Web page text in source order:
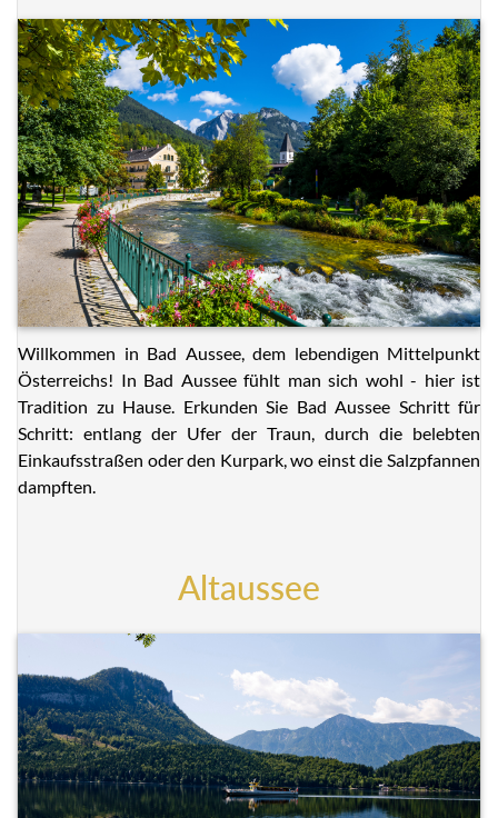
Willkommen in Bad Aussee, dem lebendigen Mittelpunkt
Österreichs! In Bad Aussee fühlt man sich wohl - hier ist
Tradition zu Hause. Erkunden Sie Bad Aussee Schritt für
Schritt: entlang der Ufer der Traun, durch die belebten
Einkaufsstraßen oder den Kurpark, wo einst die Salzpfannen
dampften.
Altaussee